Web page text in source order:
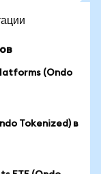
(Ondo
Tokenized) в